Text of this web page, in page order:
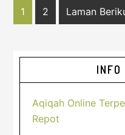
Halaman
1 Halaman
2
Lompat
ke
Laman
Sidebar
Utama
INFO
Aqiqah Online
Repot